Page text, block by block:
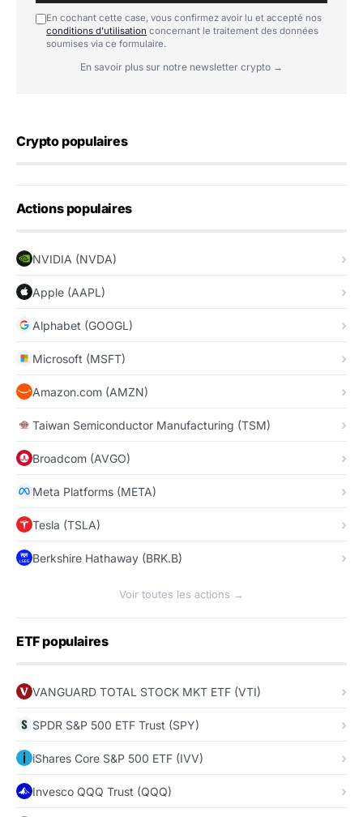
En cochant cette case, vous confirmez avoir lu et accepté nos
conditions d'utilisation concernant le traitement des données
soumises via ce formulaire.
En savoir plus sur notre newsletter crypto →
Crypto populaires
Actions populaires
NVIDIA (NVDA)
Apple (AAPL)
Alphabet (GOOGL)
Microsoft (MSFT)
Amazon.com (AMZN)
Taiwan Semiconductor Manufacturing (TSM)
Broadcom (AVGO)
Meta Platforms (META)
Tesla (TSLA)
Berkshire Hathaway (BRK.B)
Voir toutes les actions →
ETF populaires
VANGUARD TOTAL STOCK MKT ETF (VTI)
SPDR S&P 500 ETF Trust (SPY)
iShares Core S&P 500 ETF (IVV)
Invesco QQQ Trust (QQQ)